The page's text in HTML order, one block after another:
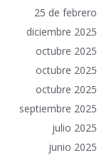
25 de febrero
diciembre 2025
octubre 2025
octubre 2025
octubre 2025
septiembre 2025
julio 2025
junio 2025